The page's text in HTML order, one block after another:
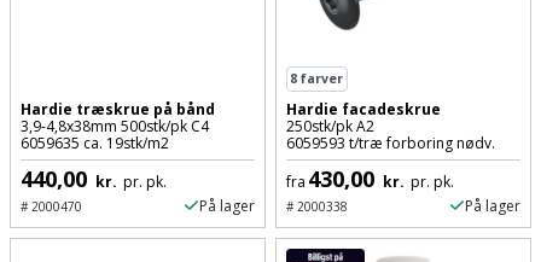
Tragt
Ud-
og
Rundsavsklinge
Rystepudser
Rystepudsertilbehør
Strygejern
Terrassevarmer
Tømidler
Hardie træskrue på bånd
3,9-4,8x38mm 500stk/pk C4
6059635 ca. 19stk/m2
440,00 kr. pr. pk.
#2000470 På lager
8farver
Hardie facadeskrue
250stk/pk A2
6059593 t/træ forboring nødv.
fra 430,00 kr. pr. pk.
#2000338 På lager